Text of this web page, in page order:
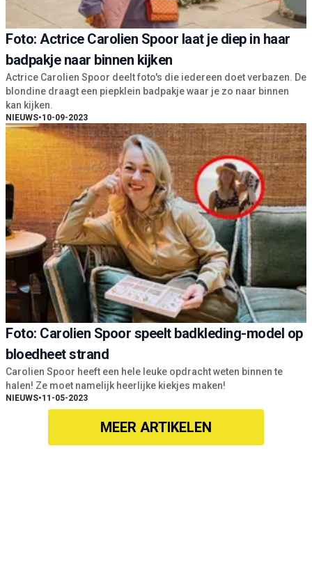
Foto: Actrice Carolien Spoor laat je diep in haar
badpakje naar binnen kijken
Actrice Carolien Spoor deelt foto's die iedereen doet verbazen. De
blondine draagt een piepklein badpakje waar je zo naar binnen
kan kijken.
NIEUWS•10-09-2023
Foto: Carolien Spoor speelt badkleding-model op
bloedheet strand
Carolien Spoor heeft een hele leuke opdracht weten binnen te
halen! Ze moet namelijk heerlijke kiekjes maken!
NIEUWS•11-05-2023
MEER ARTIKELEN